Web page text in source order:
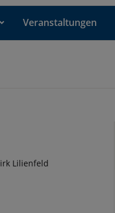
Veranstaltungen
Lilienfeld